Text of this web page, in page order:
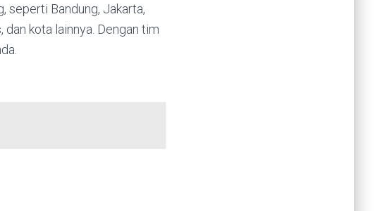
seperti Bandung, Jakarta,
dan kota lainnya. Dengan tim